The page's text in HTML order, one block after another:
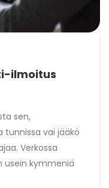
ilmoitus
sen,
vai jääkö
Verkossa
usein kymmeniä